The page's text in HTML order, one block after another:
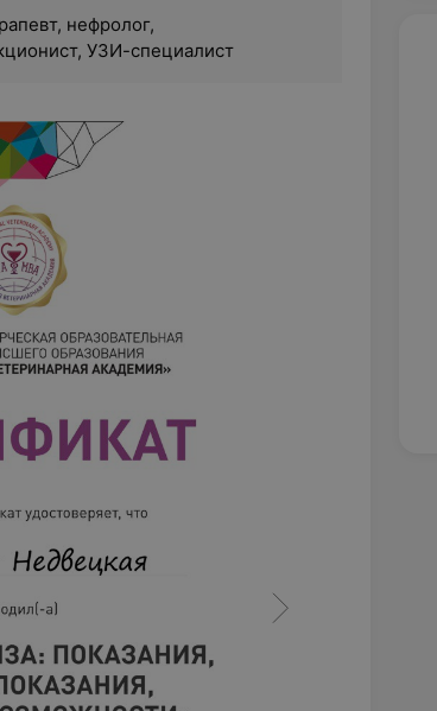
нефролог,
УЗИ-специалист